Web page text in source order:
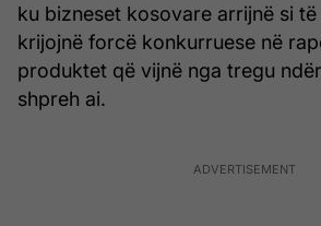
ku bizneset kosovare arrijnë si
krijojnë forcë konkurruese në
produktet që vijnë nga tregu
shpreh ai.